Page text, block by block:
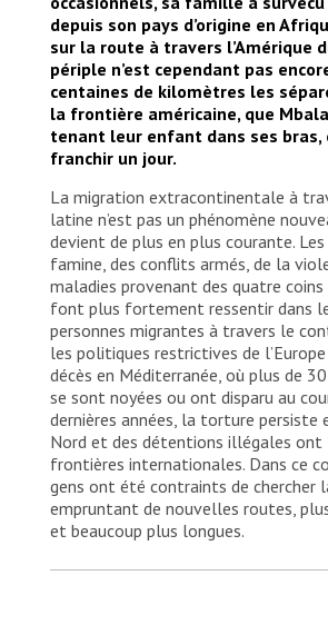
depuis son pays d’origine en
sur la route à travers l’Amérique
périple n’est cependant pas
centaines de kilomètres les
la frontière américaine, que
tenant leur enfant dans ses bras,
franchir un jour.
La migration extracontinentale à
latine n’est pas un phénomène
devient de plus en plus courante.
famine, des conflits armés, de la
maladies provenant des quatre coins
font plus fortement ressentir dans
personnes migrantes à travers le
les politiques restrictives de
décès en Méditerranée, où plus de
se sont noyées ou ont disparu au
dernières années, la torture persiste
Nord et des détentions illégales ont
frontières internationales. Dans ce
gens ont été contraints de chercher
empruntant de nouvelles routes,
et beaucoup plus longues.